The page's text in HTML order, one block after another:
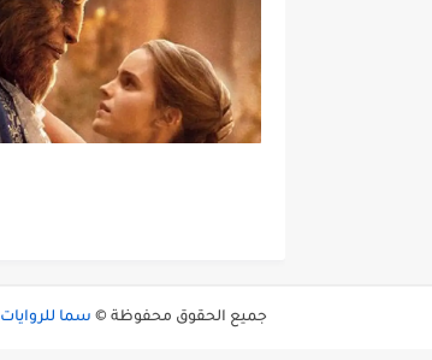
جميع الحقوق محفوظة © سما للروايات